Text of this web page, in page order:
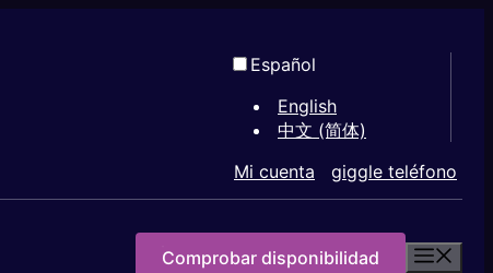
Español
English
中文 (简体)
Mi cuenta
giggle teléfono
Comprobar disponibilidad